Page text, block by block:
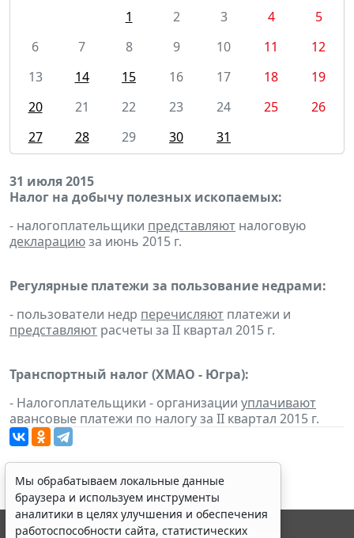
1
2 3 4
5
6
7 8 9 10 11
12
13
14 15 16 17 18
19
20
21 22 23 24 25
26
27
28 29 30 31
31 июля 2015
Налог на добычу полезных ископаемых:
- налогоплательщики представляют налоговую
декларациюза июнь 2015 г.
Регулярные платежи за пользование недрами:
- пользователи недр перечисляют платежи и
представляют расчеты за II квартал 2015 г.
Транспортный налог (ХМАО - Югра):
- Налогоплательщики - организации уплачивают
авансовые платежи по налогу за II квартал 2015 г.
Мы обрабатываем локальные данные
браузера и используем инструменты
аналитики в целях улучшения и обеспечения
работоспособности сайта, статистических